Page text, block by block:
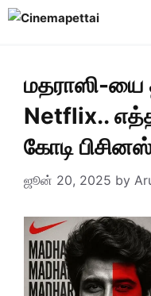
Skip
மதராஸி-யை
Netflix..
கோடி
ஜூன் 20, 2025 by